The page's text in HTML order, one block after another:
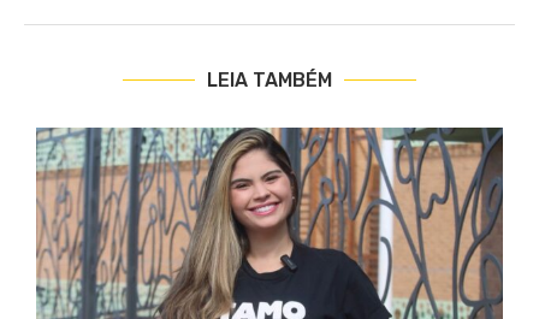
LEIA TAMBÉM